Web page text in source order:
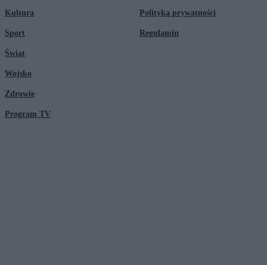
Kultura
Sport
Świat
Wojsko
Zdrowie
Program TV
Polityka prywatności
Regulamin